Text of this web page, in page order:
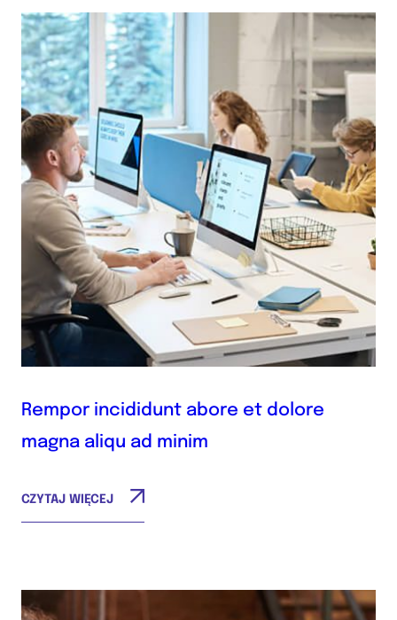
Rempor incididunt abore et dolore
magna aliqu ad minim
CZYTAJ WIĘCEJ